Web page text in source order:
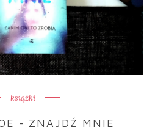
książki
- ZNAJDŹ MNIE